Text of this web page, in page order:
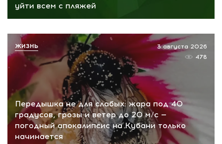
уйти всем с пляжей
Передышка не для слабых: жара под 40
градусов, грозы и ветер до 20 м/с —
погодный апокалипсис на Кубани только
начинается
3 августа 2026
478
ЖИЗНЬ